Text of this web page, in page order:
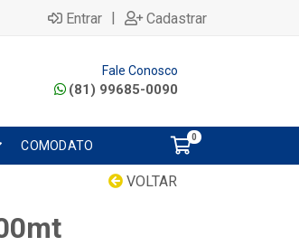
Entrar | Cadastrar
Fale Conosco
(81) 99685-0090
COMODATO
0
VOLTAR